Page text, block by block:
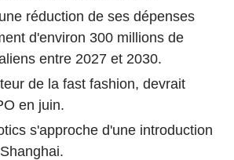
réduction de ses dépenses
d'environ 300 millions de
entre 2027 et 2030.
de la fast fashion, devrait
en juin.
s'approche d'une introduction